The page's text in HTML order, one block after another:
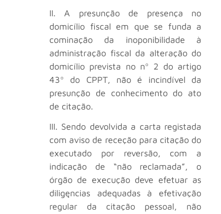
II. A presunção de presença no
domicílio fiscal em que se funda a
cominação da inoponibilidade à
administração fiscal da alteração do
domicílio prevista no nº 2 do artigo
43º do CPPT, não é incindível da
presunção de conhecimento do ato
de citação.
III. Sendo devolvida a carta registada
com aviso de receção para citação do
executado por reversão, com a
indicação de “não reclamada”, o
órgão de execução deve efetuar as
diligęncias adequadas à efetivação
regular da citação pessoal, não